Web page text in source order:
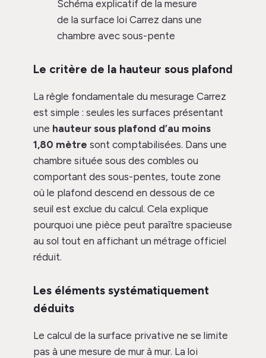
Schéma explicatif de la mesure
de la surface loi Carrez dans une
chambre avec sous-pente
Le critère de la hauteur sous plafond
La règle fondamentale du mesurage Carrez
est simple : seules les surfaces présentant
une hauteur sous plafond d’au moins
1,80 mètre sont comptabilisées. Dans une
chambre située sous des combles ou
comportant des sous-pentes, toute zone
où le plafond descend en dessous de ce
seuil est exclue du calcul. Cela explique
pourquoi une pièce peut paraître spacieuse
au sol tout en affichant un métrage officiel
réduit.
Les éléments systématiquement
déduits
Le calcul de la surface privative ne se limite
pas à une mesure de mur à mur. La loi